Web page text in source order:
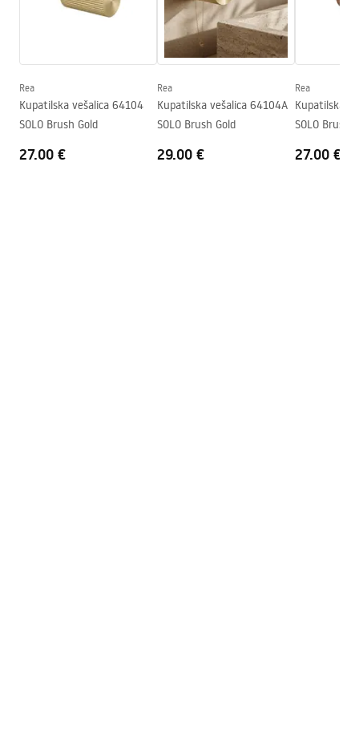
65
mm
Solo
24 mjeseca
Informacije o bezbjednosti
Safety_Information_Accessories.pdf
Rea
Kupatilska vešalica 64104
SOLO Brush Gold
27.00 €
Rea
Kupatilska vešalica 64104A
SOLO Brush Gold
29.00 €
Rea
Kupatilska
SOLO Brush
27.00 €